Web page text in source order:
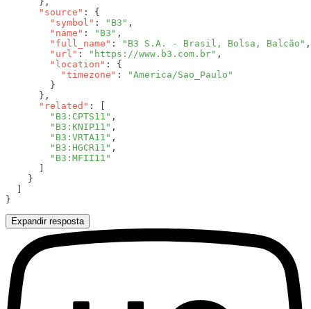
      "source"
        "symbol"
: "B3"
        "name"
: "B3"
        "full_name"
:
"B3 S.A. - Brasil, Bolsa, Balcão"
        "url"
: "https://www.b3.com.br"
        "location"
          "timezone"
:
      "related"
        "B3:CPTS11"
        "B3:KNIP11"
        "B3:VRTA11"
        "B3:HGCR11"
Expandir resposta